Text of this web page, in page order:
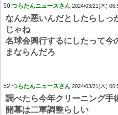
50:つらたんニュースさん 2024/03/21(木)
なんか悪いんだとしたらしっ
じゃね
名球会興行するにしたって今
まならんだろ
52:つらたんニュースさん 2024/03/21(木)
調べたら今年クリーニング手
開幕は二軍調整らしい